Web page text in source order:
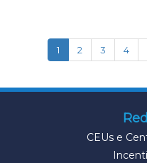
1(current)
2 3 4
CEUs e